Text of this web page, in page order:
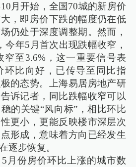
月开始，全国70城的新房价
，即房价下跌的幅度仍在低
仍处于深度调整期。然而，
今年5月首次出现跌幅收窄，
窄至3.6%，这一重要信号表
环比向好，已传导至同比指
的态势。上海易居房地产研
诉记者，同比跌幅收窄可以
的关键“风向标”，相比环比
更小，更能反映楼市深层次
形成，意味着方向已经发生
逐步恢复。
月份房价环比上涨的城市数